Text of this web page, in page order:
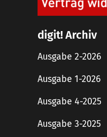
digit! Archiv
Ausgabe 2-2026
Ausgabe 1-2026
Ausgabe 4-2025
Ausgabe 3-2025